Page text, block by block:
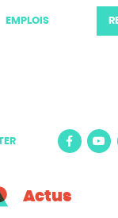
EMPLOIS
Actus